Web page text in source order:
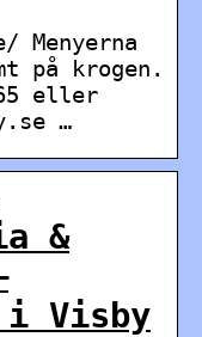
på krogen.
eller
…
&
Visby